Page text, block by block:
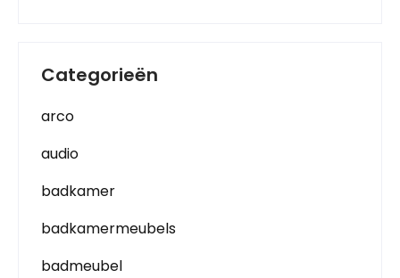
Categorieën
arco
audio
badkamer
badkamermeubels
badmeubel